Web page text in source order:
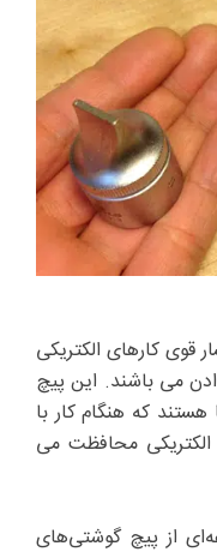
قوی کارهای الکتریکی
می باشند. این پیچ
که هنگام کار با
الکتریکی محافظت می
از پیچ گوشتی‌های